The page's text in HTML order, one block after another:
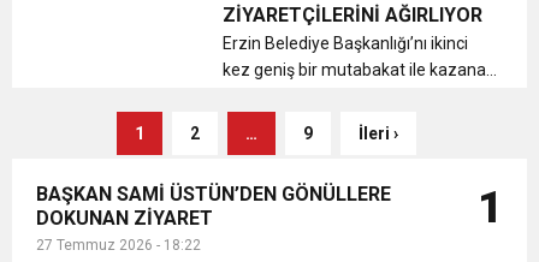
Bayram Türkoğlu ve AK Parti İl
Başkanı Dr. Mustafa Erdoğan
Cumhurba...
ZİYARETÇİLERİNİ AĞIRLIYOR
Erzin Belediye Başkanlığı’nı ikinci
kez geniş bir mutabakat ile kazanan
ziyaretleri için makamının kapılarını
1 2 … 9 İleri ›
BAŞKAN SAMİ ÜSTÜN’DEN GÖNÜLLERE
DOKUNAN ZİYARET
27 Temmuz 2026 - 18:22
1